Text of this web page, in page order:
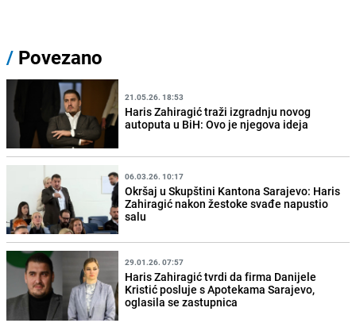
/ Povezano
21.05.26. 18:53
Haris Zahiragić traži izgradnju novog
autoputa u BiH: Ovo je njegova ideja
06.03.26. 10:17
Okršaj u Skupštini Kantona Sarajevo: Haris
Zahiragić nakon žestoke svađe napustio
salu
29.01.26. 07:57
Haris Zahiragić tvrdi da firma Danijele
Kristić posluje s Apotekama Sarajevo,
oglasila se zastupnica